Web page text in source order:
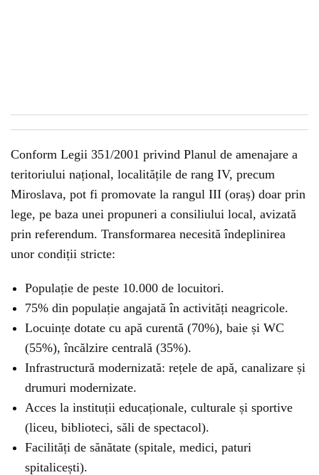
Conform Legii 351/2001 privind Planul de amenajare a
teritoriului național, localitățile de rang IV, precum
Miroslava, pot fi promovate la rangul III (oraș) doar prin
lege, pe baza unei propuneri a consiliului local, avizată
prin referendum. Transformarea necesită îndeplinirea
unor condiții stricte:
Populație de peste 10.000 de locuitori.
75% din populație angajată în activități neagricole.
Locuințe dotate cu apă curentă (70%), baie și WC
(55%), încălzire centrală (35%).
Infrastructură modernizată: rețele de apă, canalizare și
drumuri modernizate.
Acces la instituții educaționale, culturale și sportive
(liceu, biblioteci, săli de spectacol).
Facilități de sănătate (spitale, medici, paturi
spitalicești).